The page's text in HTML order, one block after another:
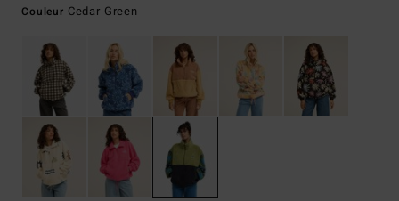
Couleur Cedar Green